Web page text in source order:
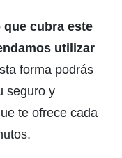
cubra este
utilizar
forma podrás
seguro y
te ofrece cada